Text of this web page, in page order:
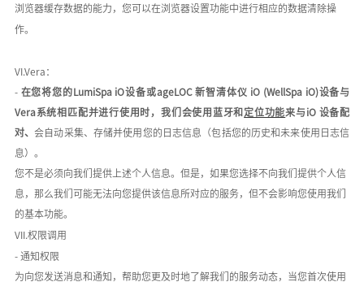
浏览器缓存数据的能力，您可以在浏览器设置功能中进行相应的数据清除操
作。
VI.Vera：
- 在您将您的LumiSpa iO设备或ageLOC 新智清体仪 iO (WellSpa iO)设备与
Vera系统相匹配并进行使用时 ， 我们会使用蓝牙和 定位功能来与 iO 设备配
对、会自动采集、存储并使用 您的日志信息（包括您的历史和未来使用日志信
息） 。
您不是必须向我们提供上述个人信息。但是，如果您选择不向我们提供个人信
息，那么我们可能无法向您提供该信息所对应的服务，但不会影响您使用我们
的基本功能。
VII.权限调用
- 通知权限
为向您发送消息和通知，帮助您更及时地了解我们的服务动态，当您首次使用